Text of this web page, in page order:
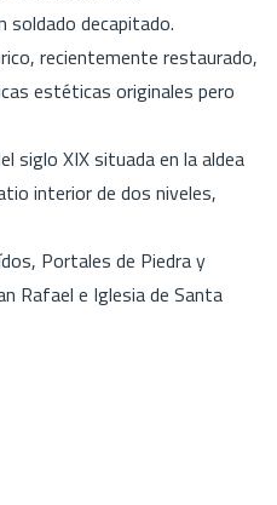
soldado decapitado.
recientemente restaurado,
estéticas originales pero
siglo XIX situada en la aldea
interior de dos niveles,
Portales de Piedra y
Rafael e Iglesia de Santa